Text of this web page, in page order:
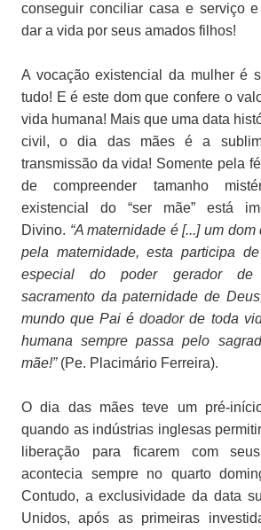
conseguir conciliar casa e serviço
dar a vida por seus amados filhos!
A vocação existencial da mulher é
tudo! E é este dom que confere o
vida humana! Mais que uma data
civil, o dia das mães é a
transmissão da vida! Somente pela
de compreender tamanho
existencial do “ser mãe” está
Divino. “A maternidade é [...] um
pela maternidade, esta participa
especial do poder gerador de
sacramento da paternidade de
mundo que Pai é doador de toda
humana sempre passa pelo
mãe!” (Pe. Placimário Ferreira).
O dia das mães teve um pré-
quando as indústrias inglesas
liberação para ficarem com
acontecia sempre no quarto
Contudo, a exclusividade da data
Unidos, após as primeiras